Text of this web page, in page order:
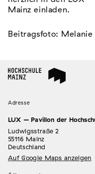
Mainz einladen.
Beitragsfoto: Melanie
Adresse
LUX – Pavillon der
Ludwigsstraße 2
55116 Mainz
Deutschland
Auf Google Maps anzeigen